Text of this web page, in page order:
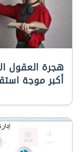
هجرة العقول
أكبر موجة